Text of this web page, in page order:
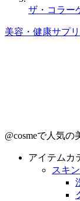
ザ・コラー
美容・健康サプ
@cosmeで人気の
アイテムカ
スキ